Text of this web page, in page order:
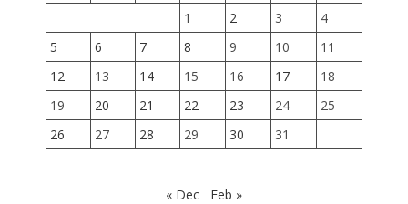
1
2 3
4
5
6 7 8 9 10
11
12
13 14 15 16 17
18
19
20 21 22 23 24
25
26
27 28 29 30 31
« Dec Feb »